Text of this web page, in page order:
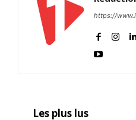
https://
Les plus lus